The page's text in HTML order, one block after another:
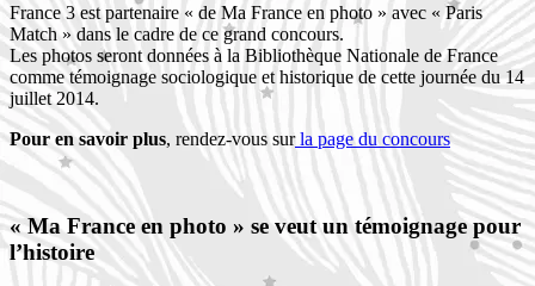
France 3 est partenaire « de Ma France en photo » avec « Paris
Match » dans le cadre de ce grand concours.
Les photos seront données à la Bibliothèque Nationale de France
comme témoignage sociologique et historique de cette journée du 14
juillet 2014.
Pour en savoir plus, rendez-vous surla page du concours
« Ma France en photo » se veut un témoignage pour
l’histoire